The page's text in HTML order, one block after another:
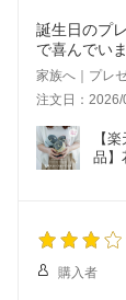
誕生日のプ
で喜んでい
家族へ｜プレ
注文日：2026/
【
品】
購入者